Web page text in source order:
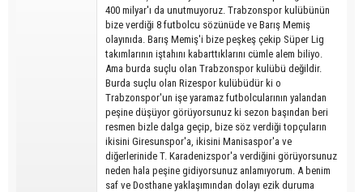
400 milyar'ı da unutmuyoruz. Trabzonspor kulübünün
bize verdiği 8 futbolcu sözünüde ve Barış Memiş
olayınıda. Barış Memiş'i bize peşkeş çekip Süper Lig
takımlarının iştahını kabarttıklarını cümle alem biliyo.
Ama burda suçlu olan Trabzonspor kulübü değildir.
Burda suçlu olan Rizespor kulübüdür ki o
Trabzonspor'un işe yaramaz futbolcularının yalandan
peşine düşüyor görüyorsunuz ki sezon başından beri
resmen bizle dalga geçip, bize söz verdiği topçuların
ikisini Giresunspor'a, ikisini Manisaspor'a ve
diğerlerinide T. Karadenizspor'a verdiğini görüyorsunuz
neden hala peşine gidiyorsunuz anlamıyorum. A benim
saf ve Dosthane yaklaşımından dolayı ezik duruma